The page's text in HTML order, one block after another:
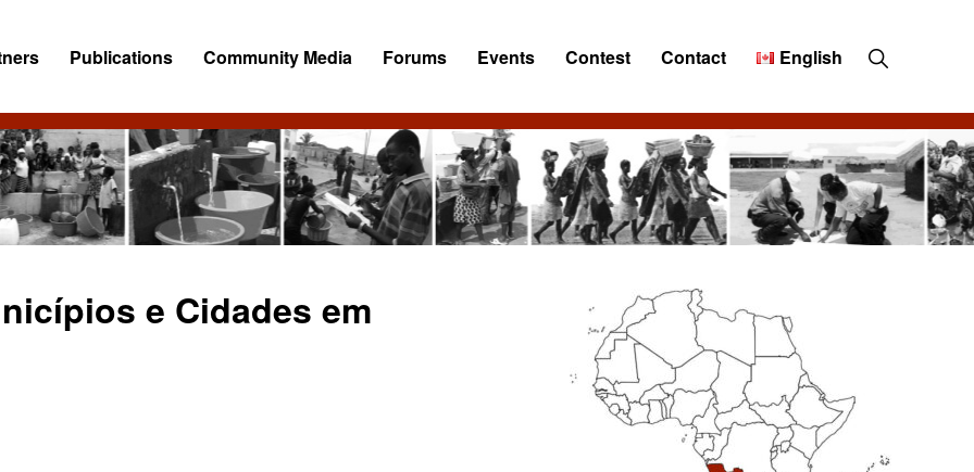
Publications Community Media Forums Events Contest Contact English Show
Search
e Cidades em
Primary
Sidebar